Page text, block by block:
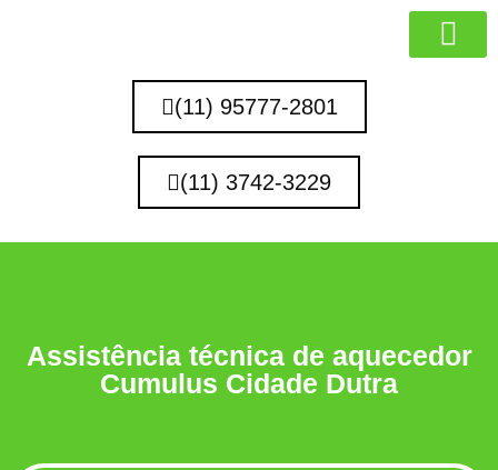
(11) 95777-2801
(11) 3742-3229
Assistência técnica de aquecedor
Cumulus Cidade Dutra